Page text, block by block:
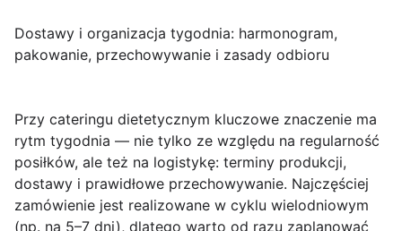
Dostawy i organizacja tygodnia: harmonogram,
pakowanie, przechowywanie i zasady odbioru
Przy cateringu dietetycznym kluczowe znaczenie ma
rytm tygodnia — nie tylko ze względu na regularność
posiłków, ale też na logistykę: terminy produkcji,
dostawy i prawidłowe przechowywanie. Najczęściej
zamówienie jest realizowane w cyklu wielodniowym
(np. na 5–7 dni), dlatego warto od razu zaplanować